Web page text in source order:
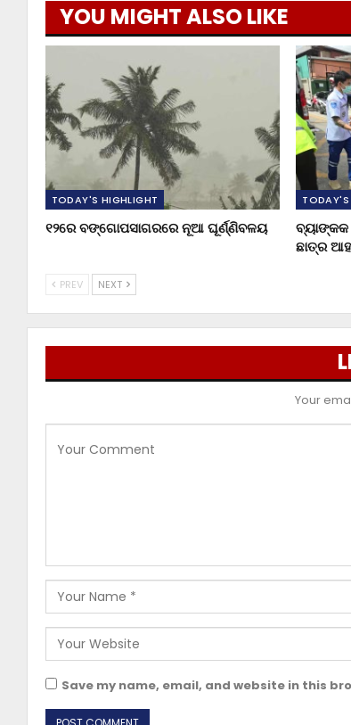
YOU MIGHT ALSO LIKE
TODAY'S HIGHLIGHT
୧୨ରେ ବଙ୍ଗୋପସାଗରରେ ନୂଆ ଘୂର୍ଣ୍ଣିବଳୟ
ଛାତ୍ର
PREV NEXT
Your
Save my name, email, and website in this